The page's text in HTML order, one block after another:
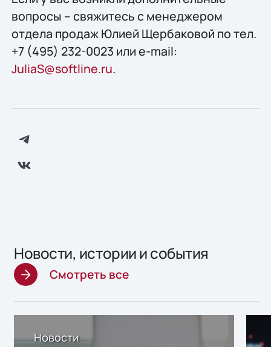
вопросы – свяжитесь с менеджером
отдела продаж Юлией Щербаковой по тел.
+7 (495) 232-0023 или e-mail:
JuliaS@softline.ru.
Новости, истории и события
Смотреть все
Новости